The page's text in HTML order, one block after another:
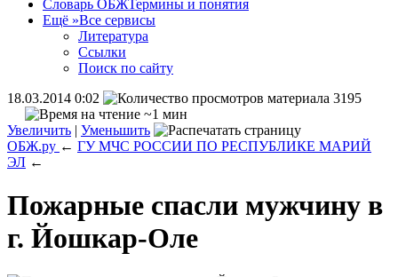
Словарь ОБЖТермины и понятия
Ещё »Все сервисы
Литература
Ссылки
Поиск по сайту
18.03.2014 0:02
3195
~1 мин
Увеличить | Уменьшить
ОБЖ.ру ← ГУ МЧС РОССИИ ПО РЕСПУБЛИКЕ МАРИЙ
ЭЛ ←
Пожарные спасли мужчину в
г. Йошкар-Оле